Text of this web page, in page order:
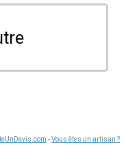
-Vous êtes un artisan ?